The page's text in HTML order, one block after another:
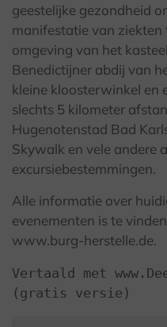
geestelijke gezondheid
manifestatie van ziekten
omgeving van het
Benedictijner abdij van
kleine kloosterwinkel en
slechts 5 kilometer
Hugenotenstad Bad
Skywalk en vele andere
excursiebestemmingen.
Alle informatie over
evenementen is te
www.burg-herstelle.de.
Vertaald met